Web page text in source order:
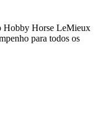
Hobby Horse LeMieux
para todos os